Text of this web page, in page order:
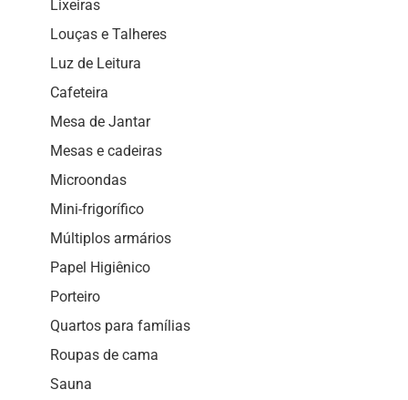
Lixeiras
Louças e Talheres
Luz de Leitura
Cafeteira
Mesa de Jantar
Mesas e cadeiras
Microondas
Mini-frigorífico
Múltiplos armários
Papel Higiênico
Porteiro
Quartos para famílias
Roupas de cama
Sauna